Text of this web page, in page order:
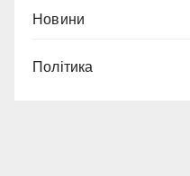
Новини
Політика